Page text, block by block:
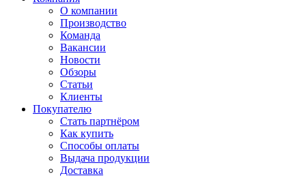
О компании
Производство
Команда
Вакансии
Новости
Обзоры
Статьи
Клиенты
Покупателю
Стать партнёром
Как купить
Способы оплаты
Выдача продукции
Доставка